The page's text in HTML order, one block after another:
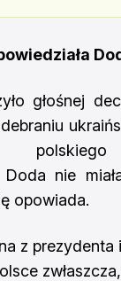
głośnej
Doda nie
opowiada.
z prezydenta